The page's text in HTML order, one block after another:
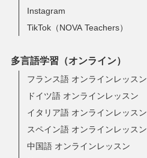
Instagram
TikTok（NOVA Teachers）
多言語学習（オンライン）
フランス語 オンラインレッスン
ドイツ語 オンラインレッスン
イタリア語 オンラインレッスン
スペイン語 オンラインレッスン
中国語 オンラインレッスン